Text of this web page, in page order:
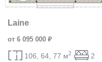
Laine
от 6 095 000 ₽
106, 64, 77 м2 2